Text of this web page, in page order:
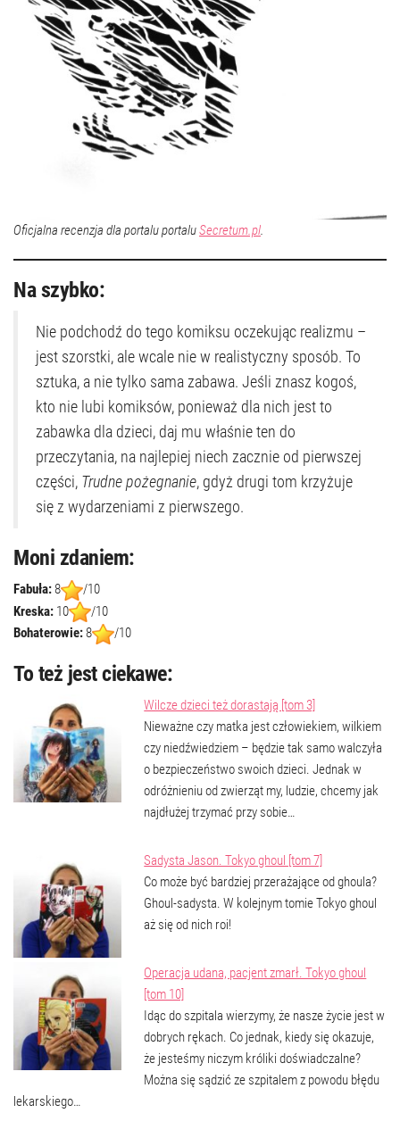
Oficjalna recenzja dla portalu portaluSecretum.pl.
Na szybko:
Nie podchodź do tego komiksu oczekując realizmu –
jest szorstki, ale wcale nie w realistyczny sposób. To
sztuka, a nie tylko sama zabawa. Jeśli znasz kogoś,
kto nie lubi komiksów, ponieważ dla nich jest to
zabawka dla dzieci, daj mu właśnie ten do
przeczytania, na najlepiej niech zacznie od pierwszej
części, Trudne pożegnanie, gdyż drugi tom krzyżuje
się z wydarzeniami z pierwszego.
Moni zdaniem:
Fabuła:8
/10
Kreska: 10
/10
Bohaterowie:8 /10
To też jest ciekawe:
Wilcze dzieci też dorastają [tom 3]
Nieważne czy matka jest człowiekiem, wilkiem
czy niedźwiedziem – będzie tak samo walczyła
o bezpieczeństwo swoich dzieci. Jednak w
odróżnieniu od zwierząt my, ludzie, chcemy jak
najdłużej trzymać przy sobie…
Sadysta Jason. Tokyo ghoul [tom 7]
Co może być bardziej przerażające od ghoula?
Ghoul-sadysta. W kolejnym tomie Tokyo ghoul
aż się od nich roi!
Operacja udana, pacjent zmarł. Tokyo ghoul
[tom 10]
Idąc do szpitala wierzymy, że nasze życie jest w
dobrych rękach. Co jednak, kiedy się okazuje,
że jesteśmy niczym króliki doświadczalne?
Można się sądzić ze szpitalem z powodu błędu
lekarskiego…